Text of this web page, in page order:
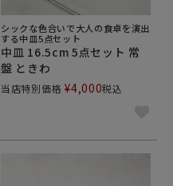
シックな色合いで大人の食卓を演出
する中皿5点セット
中皿 16.5cm 5点セット 常
盤 ときわ
当店特別価格 ¥4,000税込